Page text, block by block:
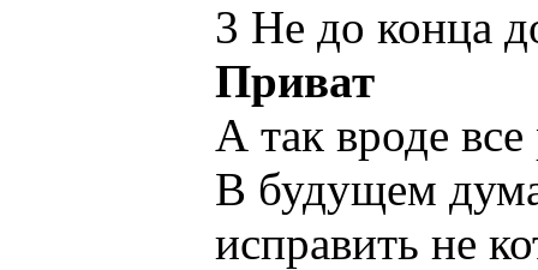
3 Не до конца
Приват
А так вроде все
В будущем
исправить не